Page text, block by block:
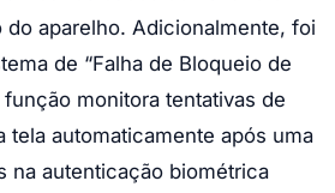
aparelho. Adicionalmente, foi
de “Falha de Bloqueio de
função monitora tentativas de
tela automaticamente após uma
na autenticação biométrica